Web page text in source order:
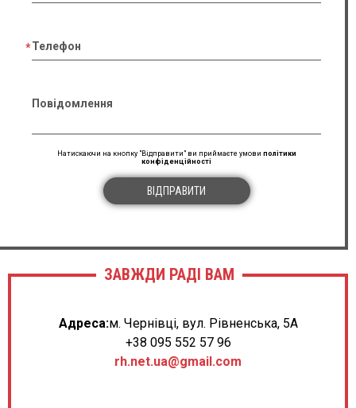
Телефон
Повідомлення
Натискаючи на кнопку "Відправити" ви приймаєте умови політики
конфіденційності
ВІДПРАВИТИ
ЗАВЖДИ РАДІ ВАМ
Адреса:м. Чернівці, вул. Рівненська, 5А
+38 095 552 57 96
rh.net.ua@gmail.com